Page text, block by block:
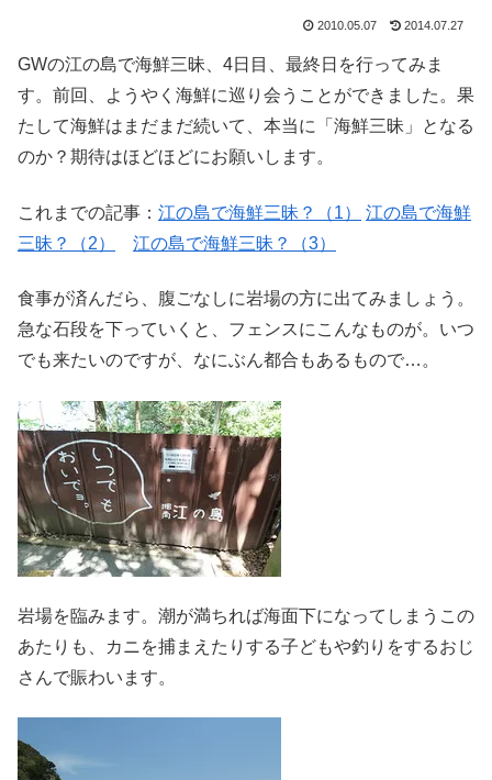
2010.05.07 2014.07.27
GWの江の島で海鮮三昧、4日目、最終日を行ってみま
す。前回、ようやく海鮮に巡り会うことができました。果
たして海鮮はまだまだ続いて、本当に「海鮮三昧」となる
のか？期待はほどほどにお願いします。
これまでの記事： 江の島で海鮮三昧？（1）
江の島で海鮮
三昧？（2）
江の島で海鮮三昧？（3）
食事が済んだら、腹ごなしに岩場の方に出てみましょう。
急な石段を下っていくと、フェンスにこんなものが。いつ
でも来たいのですが、なにぶん都合もあるもので…。
岩場を臨みます。潮が満ちれば海面下になってしまうこの
あたりも、カニを捕まえたりする子どもや釣りをするおじ
さんで賑わいます。